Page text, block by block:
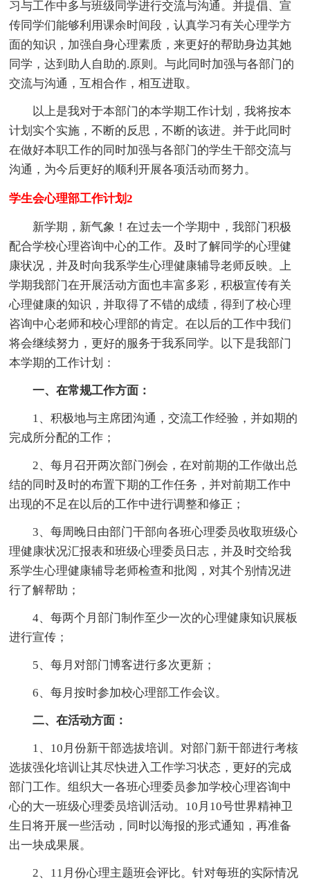
习与工作中多与班级同学进行交流与沟通。并提倡、宣
传同学们能够利用课余时间段，认真学习有关心理学方
面的知识，加强自身心理素质，来更好的帮助身边其她
同学，达到助人自助的.原则。与此同时加强与各部门的
交流与沟通，互相合作，相互进取。
以上是我对于本部门的本学期工作计划，我将按本
计划实个实施，不断的反思，不断的该进。并于此同时
在做好本职工作的同时加强与各部门的学生干部交流与
沟通，为今后更好的顺利开展各项活动而努力。
学生会心理部工作计划2
新学期，新气象！在过去一个学期中，我部门积极
配合学校心理咨询中心的工作。及时了解同学的心理健
康状况，并及时向我系学生心理健康辅导老师反映。上
学期我部门在开展活动方面也丰富多彩，积极宣传有关
心理健康的知识，并取得了不错的成绩，得到了校心理
咨询中心老师和校心理部的肯定。在以后的工作中我们
将会继续努力，更好的服务于我系同学。以下是我部门
本学期的工作计划：
一、在常规工作方面：
1、积极地与主席团沟通，交流工作经验，并如期的
完成所分配的工作；
2、每月召开两次部门例会，在对前期的工作做出总
结的同时及时的布置下期的工作任务，并对前期工作中
出现的不足在以后的工作中进行调整和修正；
3、每周晚日由部门干部向各班心理委员收取班级心
理健康状况汇报表和班级心理委员日志，并及时交给我
系学生心理健康辅导老师检查和批阅，对其个别情况进
行了解帮助；
4、每两个月部门制作至少一次的心理健康知识展板
进行宣传；
5、每月对部门博客进行多次更新；
6、每月按时参加校心理部工作会议。
二、在活动方面：
1、10月份新干部选拔培训。对部门新干部进行考核
选拔强化培训让其尽快进入工作学习状态，更好的完成
部门工作。组织大一各班心理委员参加学校心理咨询中
心的大一班级心理委员培训活动。10月10号世界精神卫
生日将开展一些活动，同时以海报的形式通知，再准备
出一块成果展。
2、11月份心理主题班会评比。针对每班的实际情况